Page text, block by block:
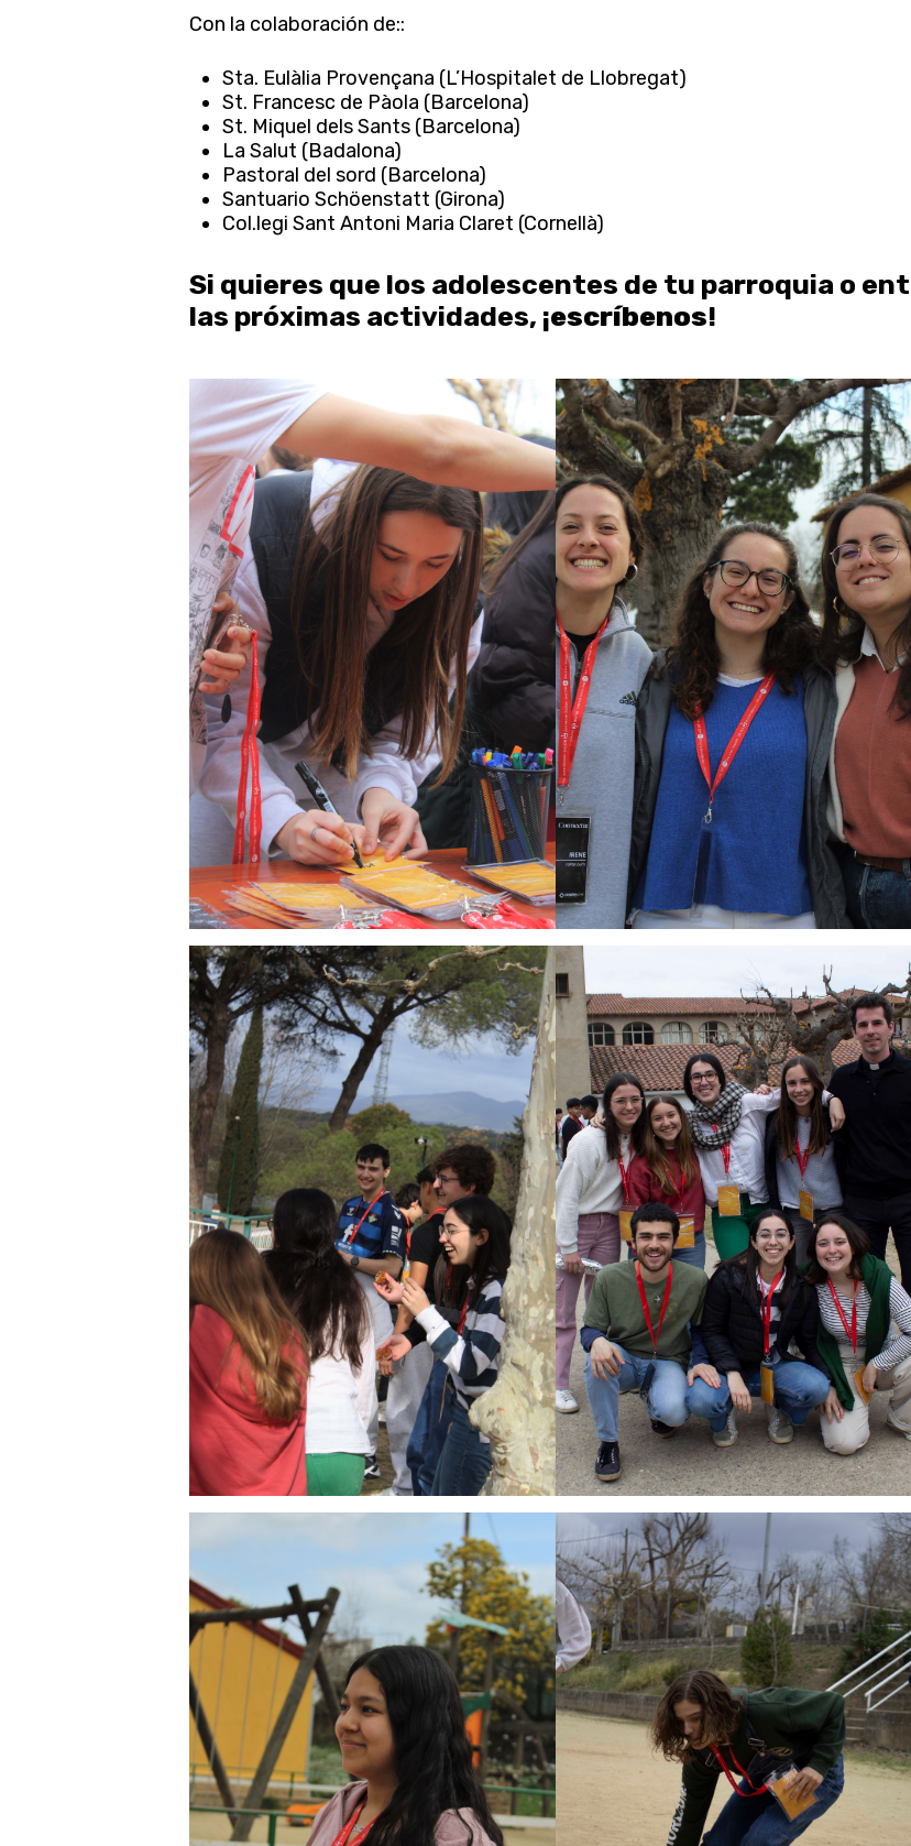
Presione enter para buscar o ESC para cerrar
Con la colaboración de::
Sta. Eulàlia Provençana (L’Hospitalet de Llobregat)
St. Francesc de Pàola (Barcelona)
St. Miquel dels Sants (Barcelona)
La Salut (Badalona)
Pastoral del sord (Barcelona)
Santuario Schöenstatt (Girona)
Col.legi Sant Antoni Maria Claret (Cornellà)
Si quieres que los adolescentes de tu parroquia o
las próximas actividades, ¡escríbenos!